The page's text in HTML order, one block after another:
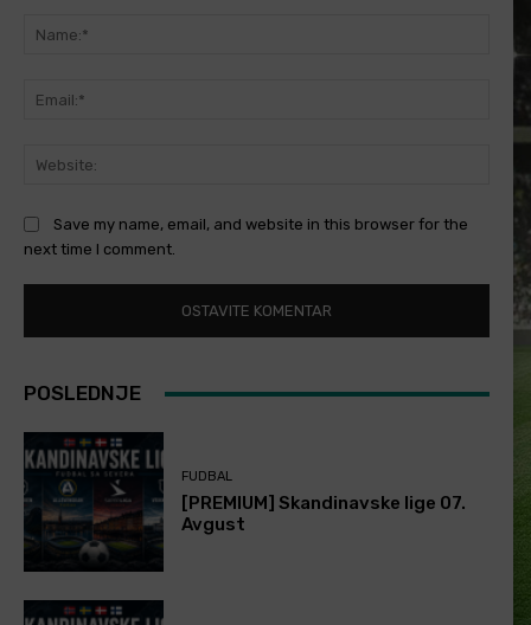
Save my name, email, and website in this browser for the
next time I comment.
POSLEDNJE
FUDBAL
[PREMIUM] Skandinavske lige 07.
Avgust